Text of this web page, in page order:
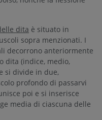
dita è situato in
sopra menzionati. I
decorrono anteriormente
dita (indice, medio,
si divide in due,
profondo di passarvi
poi e si inserisce
media di ciascuna delle